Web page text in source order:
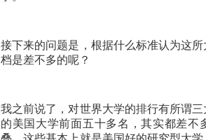
接下来的问题是，根据什么标准认为这
档是差不多的呢？
我之前说了，对世界大学的排行有所谓
的美国大学前面五十多名，其实都差不